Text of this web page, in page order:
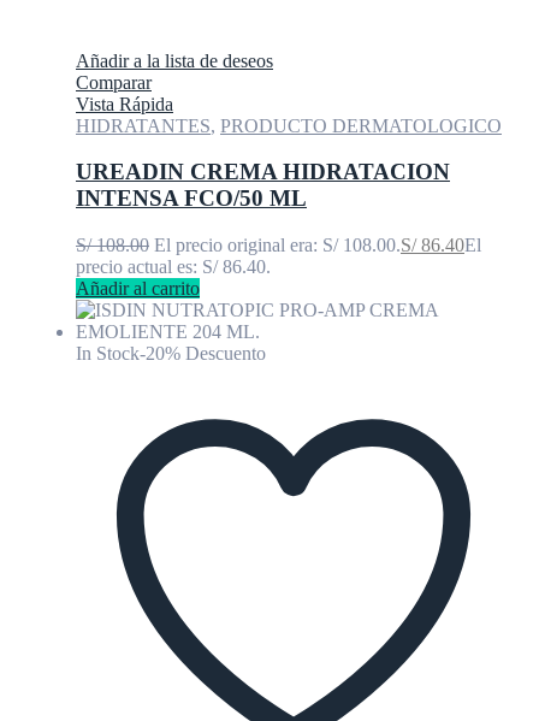
Añadir a la lista de deseos
Comparar
Vista Rápida
HIDRATANTES, PRODUCTO DERMATOLOGICO
UREADIN CREMA HIDRATACION
INTENSA FCO/50 ML
S/108.00 El precio original era: S/ 108.00.S/86.40El
precio actual es: S/ 86.40.
Añadir al carrito
In Stock-20% Descuento